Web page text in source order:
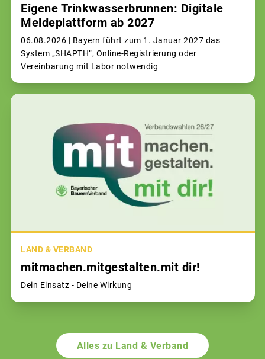
Eigene Trinkwasserbrunnen: Digitale
Meldeplattform ab 2027
06.08.2026 | Bayern führt zum 1. Januar 2027 das
System „SHAPTH“, Online-Registrierung oder
Vereinbarung mit Labor notwendig
LAND & VERBAND
mitmachen.mitgestalten.mit dir!
Dein Einsatz - Deine Wirkung
Alles zu Land & Verband